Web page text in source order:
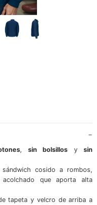
,sin bolsillos ysin
cosido a rombos,
que aporta alta
tapeta y velcro de arriba a